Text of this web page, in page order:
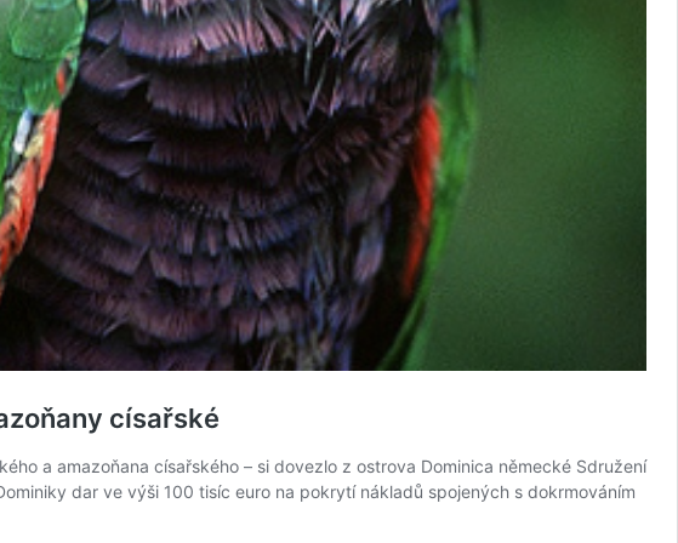
císařské
a amazoňana císařského – si dovezlo z ostrova Dominica německé Sdružení
dar ve výši 100 tisíc euro na pokrytí nákladů spojených s dokrmováním